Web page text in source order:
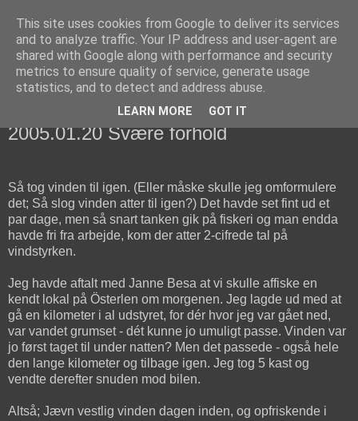
fiskedagbog.dk
Havørredfiskeri, tordenvejr og rav i (en skøn?) tre-enighed
torsdag den 20. januar 2005
2005.01.20 Svære forhold
Så tog vinden til igen. (Eller måske skulle jeg omformulere
det; Så slog vinden atter til igen?) Det havde set fint ud et
par dage, men så snart tanken gik på fiskeri og man endda
havde fri fra arbejde, kom der atter 2-cifrede tal på
vindstyrken.
Jeg havde aftalt med Janne Besa at vi skulle affiske en
kendt lokal på Österlen om morgenen. Jeg lagde ud med at
gå en kilometer i al udstyret, for dér hvor jeg var gået ned,
var vandet grumset - dét kunne jo umuligt passe. Vinden var
jo først taget til under natten? Men det passede - også hele
den lange kilometer og tilbage igen. Jeg tog 5 kast og
vendte derefter snuden mod bilen.
Altså; Jævn vestlig vinden dagen inden, og opfriskende i
This site uses cookies from Google to deliver its services
and to analyze traffic. Your IP address and user-agent are
shared with Google along with performance and security
metrics to ensure quality of service, generate usage
statistics, and to detect and address abuse.
LEARN MORE GOT IT